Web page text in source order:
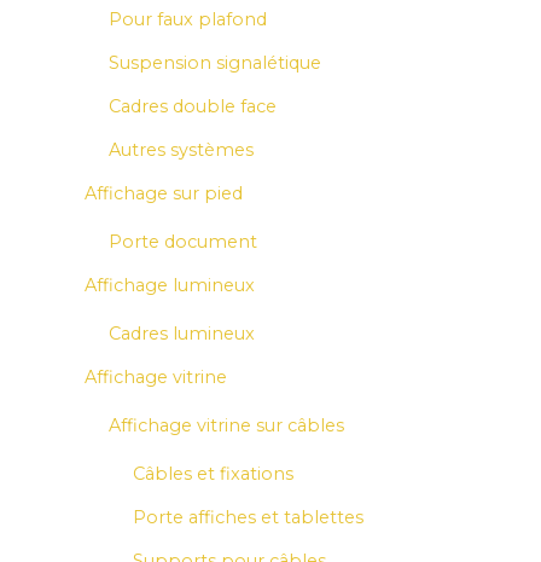
Pour faux plafond
Suspension signalétique
Cadres double face
Autres systèmes
Affichage sur pied
Porte document
Affichage lumineux
Cadres lumineux
Affichage vitrine
Affichage vitrine sur câbles
Câbles et fixations
Porte affiches et tablettes